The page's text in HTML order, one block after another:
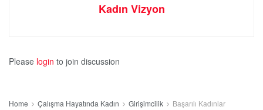
Kadın Vizyon
Please login to join discussion
Home Çalışma Hayatında Kadın Girişimcilik Başarılı Kadınlar